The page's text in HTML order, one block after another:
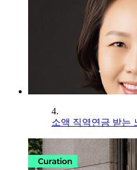
4.
소액 직역연금 받는